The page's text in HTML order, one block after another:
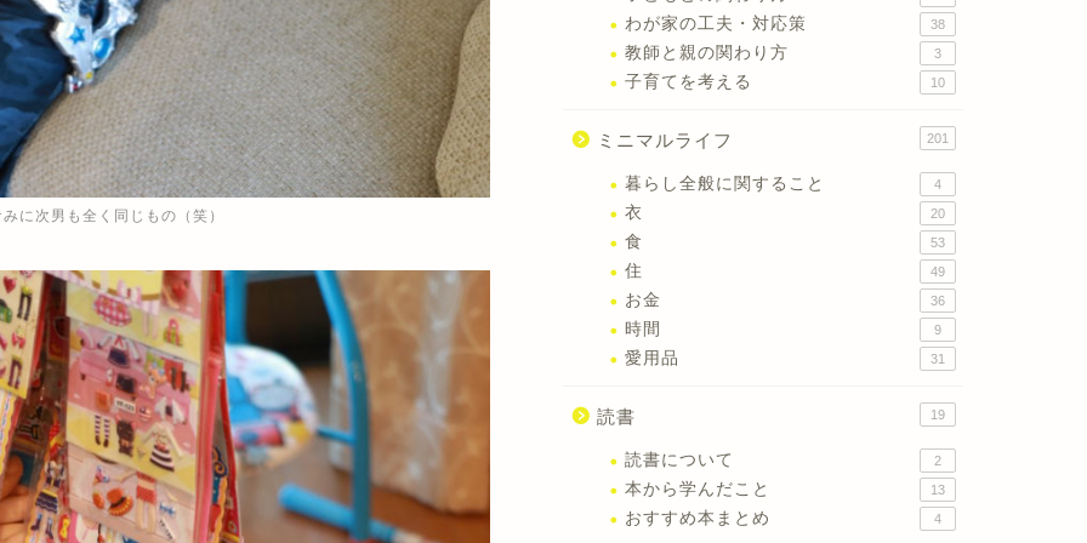
に次男も全く同じもの（笑）
わが家の工夫・対応策 38
教師と親の関わり方 3
子育てを考える 10
ミニマルライフ 201
暮らし全般に関すること 4
衣 20
食 53
住 49
お金 36
時間 9
愛用品 31
読書 19
読書について 2
本から学んだこと 13
おすすめ本まとめ 4